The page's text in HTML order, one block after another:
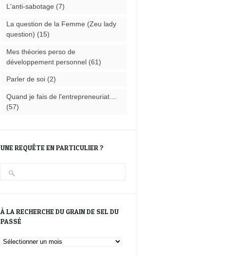
L'anti-sabotage (7)
La question de la Femme (Zeu lady
question) (15)
Mes théories perso de
développement personnel(61)
Parler de soi(2)
Quand je fais de l'entrepreneuriat…
(57)
UNE REQUÊTE EN PARTICULIER ?
À LA RECHERCHE DU GRAIN DE SEL DU
PASSÉ
À